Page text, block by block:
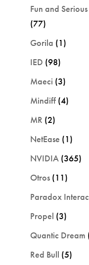
Fun and
(77)
Gorila (1)
IED (98)
Maeci (3)
Mindiff (4)
MR (2)
NetEase (1)
NVIDIA (365)
Otros (11)
Paradox
Propel (3)
Quantic Dream
Red Bull (5)